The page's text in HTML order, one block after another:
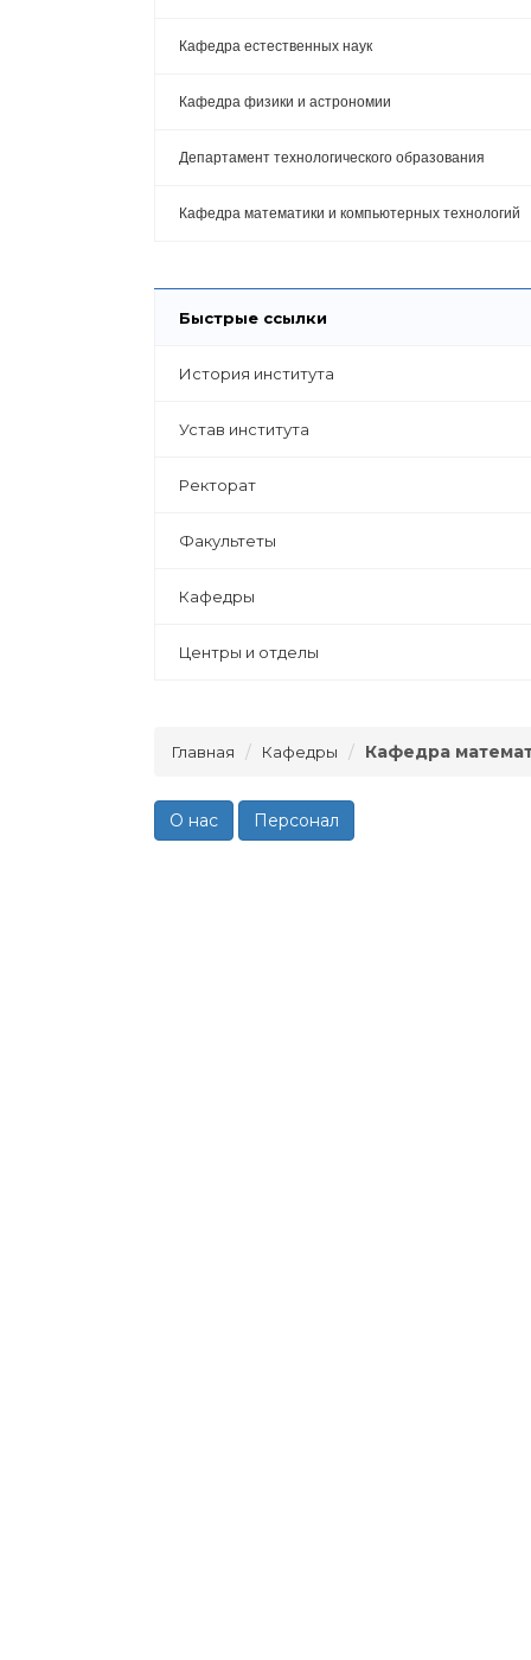
Кафедра естественных наук
Кафедра физики и астрономии
Департамент технологического образования
Кафедра математики и компьютерных технологий
Быстрые ссылки
История института
Устав института
Ректорат
Факультеты
Кафедры
Центры и отделы
Главная Кафедры Кафедра
О нас Персонал